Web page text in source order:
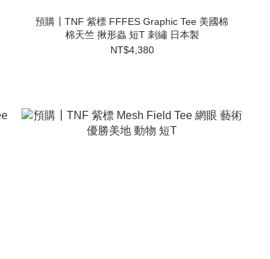
預購┃TNF 紫標 FFFES Graphic Tee 美國棉
棉天竺 揪形蟲 短T 刺繡 日本製
NT$4,380